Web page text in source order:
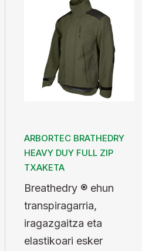
ARBORTEC BRATHEDRY
HEAVY DUY FULL ZIP
TXAKETA
Breathedry ® ehun
transpiragarria,
iragazgaitza eta
elastikoari esker